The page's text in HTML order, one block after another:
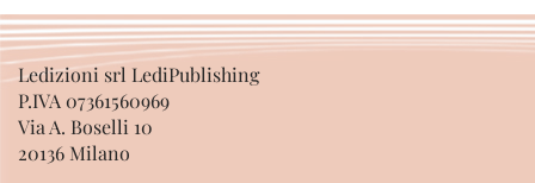
Ledizioni srl LediPublishing
P.IVA 07361560969
Via A. Boselli 10
20136 Milano